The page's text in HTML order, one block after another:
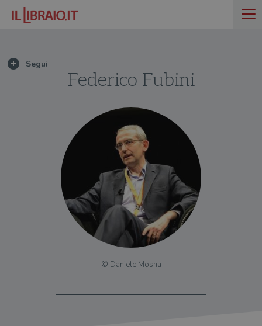
Federico Fubini
© Daniele Mosna